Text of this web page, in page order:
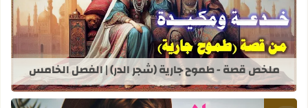
قراءة المزيد عن ملخص قصة - طموح
ملخص قصة - طموح جارية (شجر الدر) | الفصل الخامس